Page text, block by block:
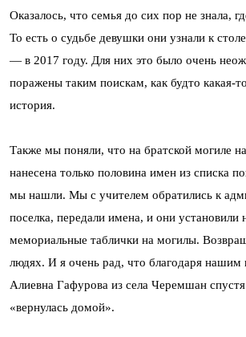
Оказалось, что семья до сих пор не знала,
То есть о судьбе девушки они узнали к
— в 2017 году. Для них это было очень
поражены таким поискам, как будто какая-
история.
Также мы поняли, что на братской могиле
нанесена только половина имен из списка
мы нашли. Мы с учителем обратились к
поселка, передали имена, и они установили
мемориальные таблички на могилы.
людях. И я очень рад, что благодаря нашим
Алиевна Гафурова из села Черемшан
«вернулась домой».